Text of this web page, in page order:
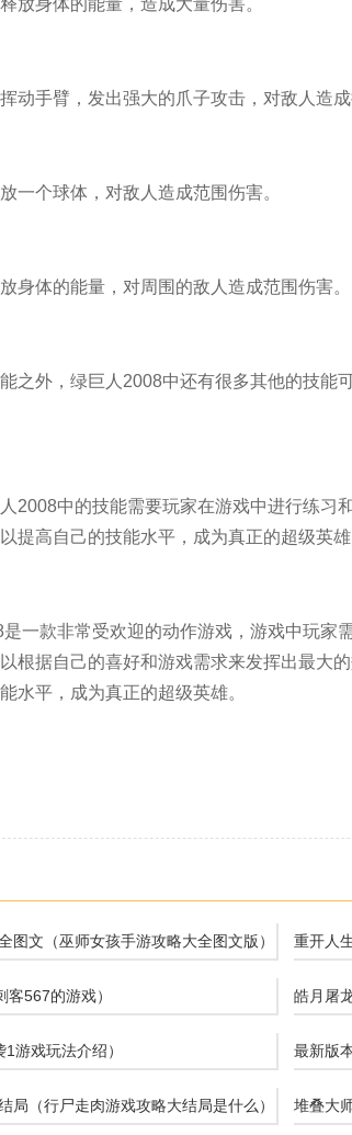
放身体的能量，造成大量伤害。
动手臂，发出强大的爪子攻击，对敌人造成
一个球体，对敌人造成范围伤害。
身体的能量，对周围的敌人造成范围伤害。
之外，绿巨人2008中还有很多其他的技能
2008中的技能需要玩家在游戏中进行练习
提高自己的技能水平，成为真正的超级英雄
一款非常受欢迎的动作游戏，游戏中玩家
根据自己的喜好和游戏需求来发挥出最大
水平，成为真正的超级英雄。
图文（巫师女孩手游攻略大全图文版） 重开人
567的游戏） 皓月屠
游戏玩法介绍） 最新版
局（行尸走肉游戏攻略大结局是什么） 堆叠大